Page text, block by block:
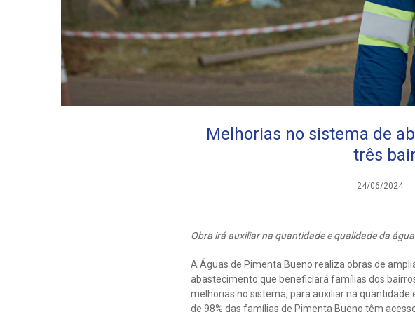
Melhorias no sistema de
três
24/06/2024
Obra irá auxiliar na quantidade e qualidade da
A Águas de Pimenta Bueno realiza obras de
abastecimento que beneficiará famílias dos
melhorias no sistema, para auxiliar na
de 98% das famílias de Pimenta Bueno têm